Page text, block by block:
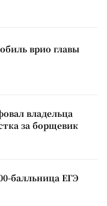
врио главы
владельца
за борщевик
балльница ЕГЭ